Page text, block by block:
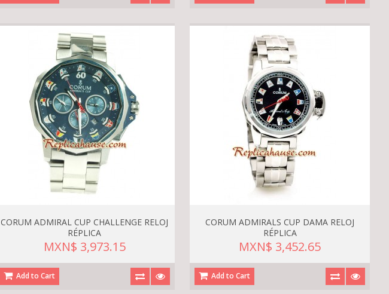
CORUM ADMIRAL CUP CHALLENGE RELOJ
RÉPLICA
MXN$ 3,973.15
Add to Cart
CORUM ADMIRALS CUP DAMA RELOJ
RÉPLICA
MXN$ 3,452.65
Add to Cart